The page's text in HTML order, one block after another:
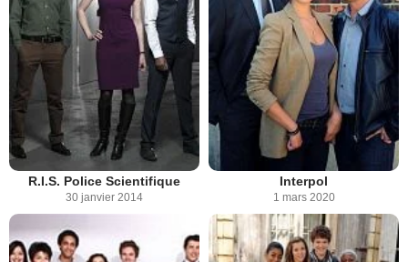
R.I.S. Police Scientifique
30 janvier 2014
Interpol
1 mars 2020